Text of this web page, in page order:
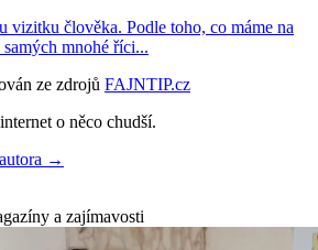
vizitku člověka. Podle toho, co máme na
mnohé říci...
ze zdrojů FAJNTIP.cz
o něco chudší.
→
a zajímavosti